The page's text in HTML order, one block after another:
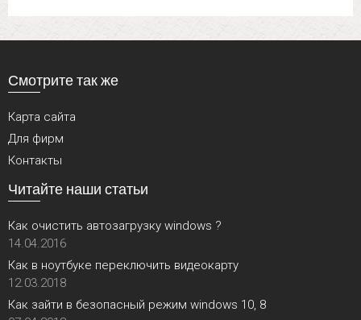
Смотрите так же
Карта сайта
Для фирм
Контакты
Читайте наши статьи
Как очистить автозагрузку windows ?
14.04.2016
Как в ноутбуке переключить видеокарту
12.03.2018
Как зайти в безопасный режим windows 10, 8